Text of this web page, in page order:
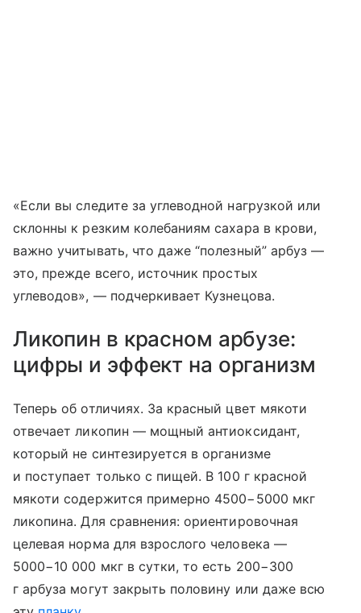
«Если вы следите за углеводной нагрузкой или
склонны к резким колебаниям сахара в крови,
важно учитывать, что даже “полезный” арбуз —
это, прежде всего, источник простых
углеводов», — подчеркивает Кузнецова.
Ликопин в красном арбузе:
цифры и эффект на организм
Теперь об отличиях. За красный цвет мякоти
отвечает ликопин — мощный антиоксидант,
который не синтезируется в организме
и поступает только с пищей. В 100 г красной
мякоти содержится примерно 4500−5000 мкг
ликопина. Для сравнения: ориентировочная
целевая норма для взрослого человека —
5000−10 000 мкг в сутки, то есть 200−300
г арбуза могут закрыть половину или даже всю